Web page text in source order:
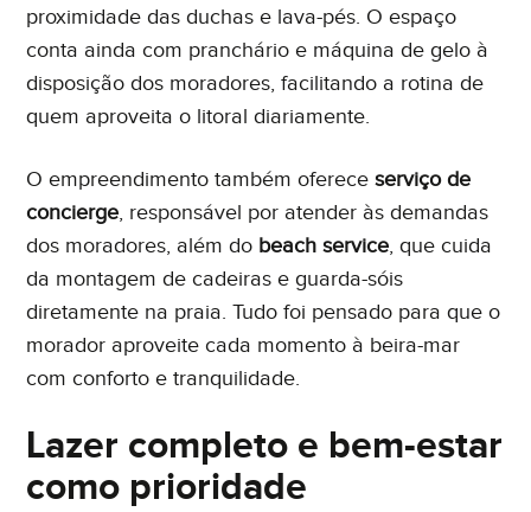
proximidade das duchas e lava-pés. O espaço
conta ainda com pranchário e máquina de gelo à
disposição dos moradores, facilitando a rotina de
quem aproveita o litoral diariamente.
O empreendimento também ofereceserviço de
concierge, responsável por atender às demandas
dos moradores, além do beach service, que cuida
da montagem de cadeiras e guarda-sóis
diretamente na praia. Tudo foi pensado para que o
morador aproveite cada momento à beira-mar
com conforto e tranquilidade.
Lazer completo e bem-estar
como prioridade